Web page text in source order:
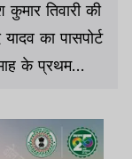
तिवारी की
का पासपोर्ट
के प्रथम